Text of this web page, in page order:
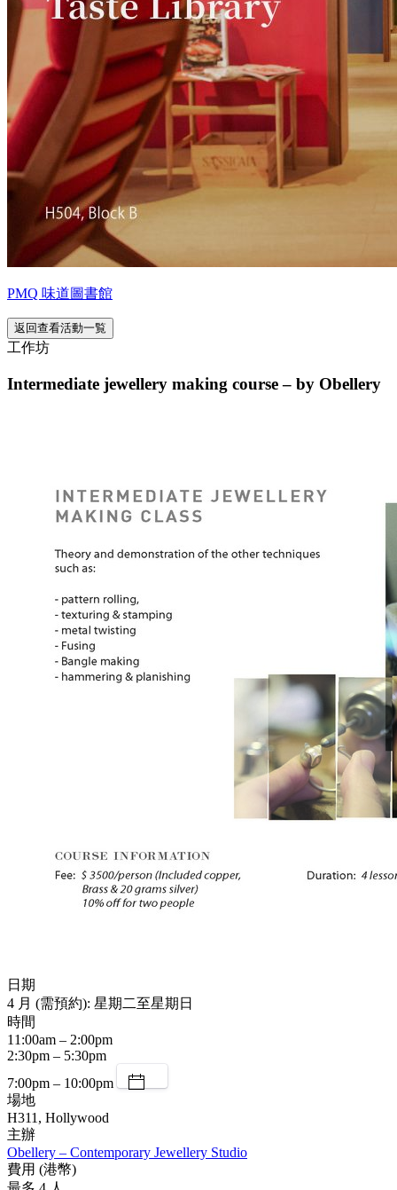
PMQ 味道圖書館
返回查看活動一覧
工作坊
Intermediate jewellery making course – by Obellery
日期
4 月 (需預約): 星期二至星期日
時間
11:00am – 2:00pm
2:30pm – 5:30pm
7:00pm – 10:00pm
場地
H311, Hollywood
主辦
Obellery – Contemporary Jewellery Studio
費用 (港幣)